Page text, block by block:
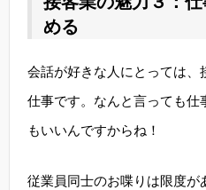
める
会話が好きな人にとっては、
仕事です。なんと言っても仕
もいいんですからね！
従業員同士のお喋りは限度が